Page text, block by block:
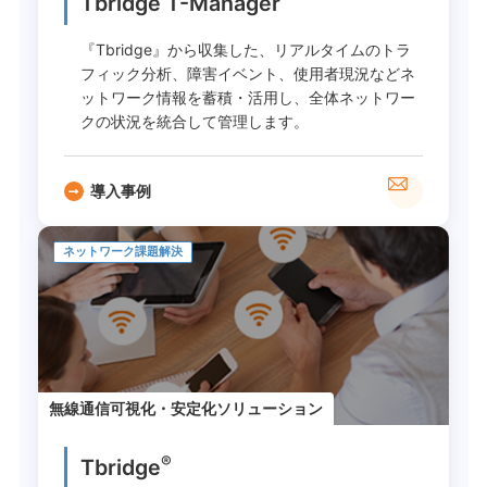
『Tbridge』から収集した、リアルタイムのトラ
フィック分析、障害イベント、使用者現況などネ
ットワーク情報を蓄積・活用し、全体ネットワー
クの状況を統合して管理します。
導入事例
ネットワーク課題解決
無線通信可視化・安定化ソリューション
Tbridge®